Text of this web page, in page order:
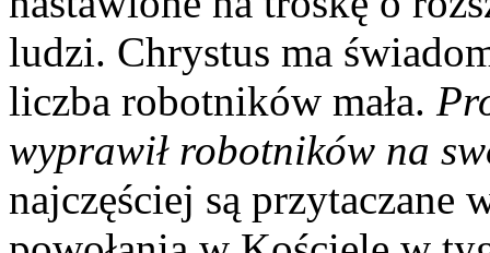
ludzi. Chrystus ma
liczba robotników mała.
wyprawił robotników na
najczęściej są przytaczane